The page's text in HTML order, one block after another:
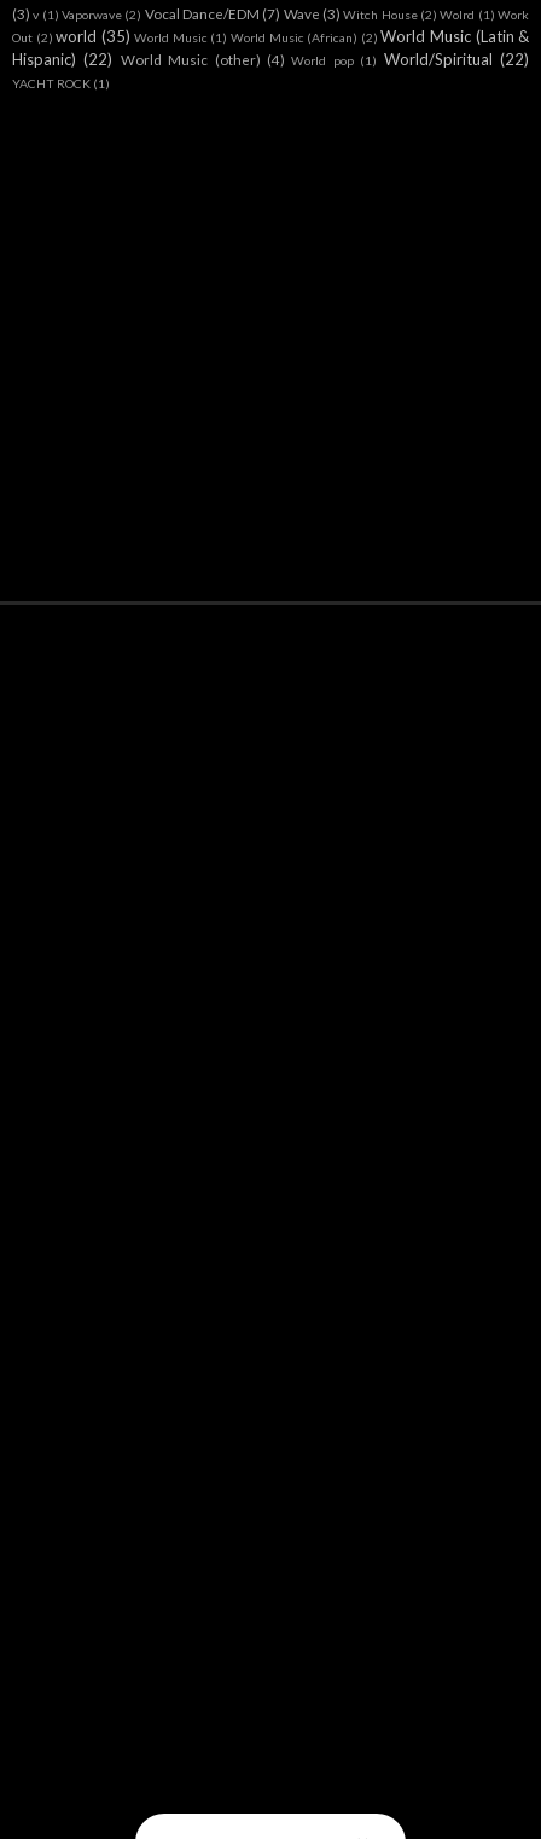
(3) v (1) Vaporwave (2) Vocal Dance/EDM (7) Wave (3) Witch House (2) Wolrd (1) Work
Out (2) world (35) World Music (1) World Music (African) (2) World Music (Latin &
Hispanic) (22) World Music (other) (4) World pop (1) World/Spiritual (22)
YACHT ROCK (1)